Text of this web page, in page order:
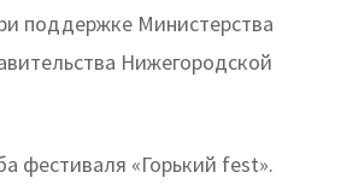
поддержке Министерства
Нижегородской
фестиваля «Горький fest».